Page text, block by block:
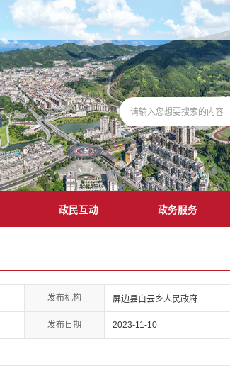
政民互动 政务服务
发布机构 屏边县白云乡人民政府
发布日期 2023-11-10